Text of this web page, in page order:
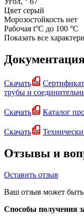
Цвет серый
Морозостойкость нет
Рабочая t°C до 100 °C
Показать все
Скачать
трубы и
Скачать Каталог
Скачать
Отзывы и
Оставить отзыв
Ваш отзыв может
Способы получения